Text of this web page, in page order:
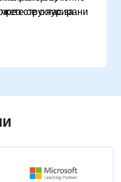
структурирани
се с нас за